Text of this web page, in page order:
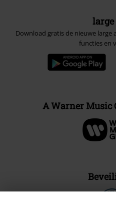
large
Download gratis de nieuwe
functies en
A Warner Music